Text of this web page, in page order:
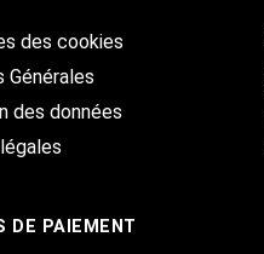
des cookies
Générales
des données
DE PAIEMENT